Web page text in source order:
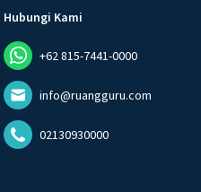
Hubungi Kami
+62 815-7441-0000
info@ruangguru.com
02130930000